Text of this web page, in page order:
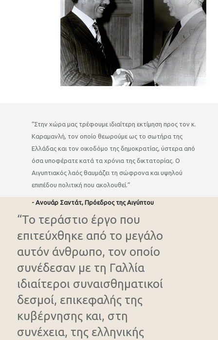
“Στην χώρα μας τρέφουμε ιδιαίτερη εκτίμηση προς τον κ.
Καραμανλή, τον οποίο θεωρούμε ως το σωτήρα της
Ελλάδας και τον οικοδόμο της δημοκρατίας, ύστερα από
όσα υποφέρατε κατά τα χρόνια της δικτατορίας. Ο
Αιγυπτιακός λαός θαυμάζει τη σώφρονα και υψηλού
επιπέδου πολιτική που ακολουθεί.”
- Ανουάρ Σαντάτ, Πρόεδρος της Αιγύπτου
“Το τεράστιο έργο που
επιτεύχθηκε από το μεγάλο
αυτόν άνθρωπο, τον οποίο
συνέδεσαν με τη Γαλλία
ιδιαίτεροι συναισθηματικοί
δεσμοί, επικεφαλής της
κυβέρνησης και, στη
συνέχεια, της ελληνικής